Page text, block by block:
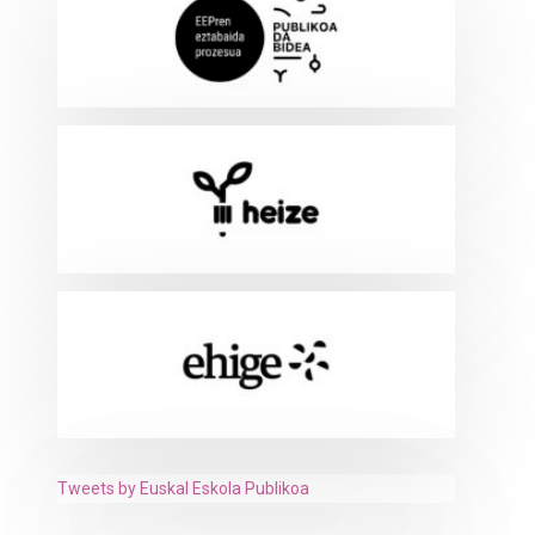
Tweets by Euskal Eskola Publikoa